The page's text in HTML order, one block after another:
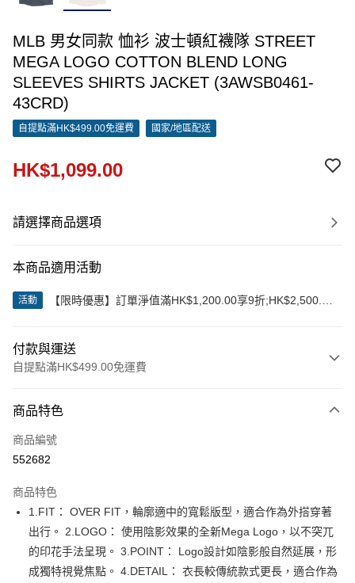
MLB 男女同款 恤衫 波士頓紅襪隊 STREET
MEGA LOGO COTTON BLEND LONG
SLEEVES SHIRTS JACKET (3AWSB0461-
43CRD)
自提點滿HK$499.00免運費 國家/地區配送
HK$1,099.00
請選擇商品選項
本商品適用活動
活動
【限時優惠】訂單淨值滿HK$1,200.00享9折;HK$2,500.00
付款與運送
自提點滿HK$499.00免運費
信用卡
Apple Pay
AlipayHK
WeChat Pay
送貨方式
商品特色
商品編號
552682
商品特色
1.FIT： OVER FIT，輪廓適中的寬鬆版型，適合作為外搭穿著
出行。 2.LOGO： 使用陰影效果的全新Mega Logo，以不突兀
的印花手法呈現。 3.POINT： Logo設計如陰影般自然延展，形
成獨特視覺焦點。 4.DETAIL： 衣長較傳統款式更長，適合作為